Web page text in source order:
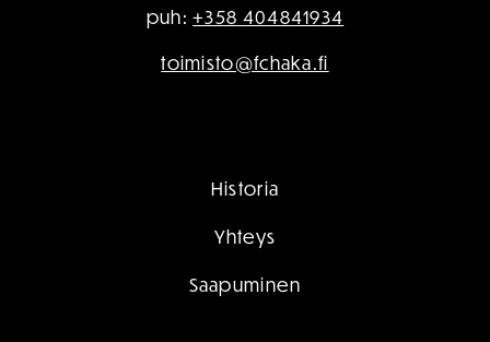
puh:+358 404841934
toimisto@fchaka.fi
Historia
Yhteys
Saapuminen